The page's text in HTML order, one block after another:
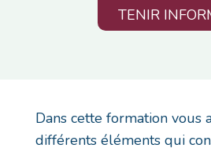
TENIR
Dans cette formation vous
différents éléments qui